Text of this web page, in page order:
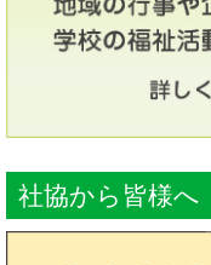
社協から皆様へ